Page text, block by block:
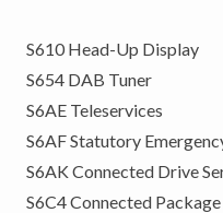
S610 Head-Up Display
S654 DAB Tuner
S6AE Teleservices
S6AF Statutory
S6AK Connected Drive
S6C4 Connected